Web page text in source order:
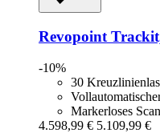
Revopoint
-10%
30
Markerloses
4.598,99 € 5.109,99 €